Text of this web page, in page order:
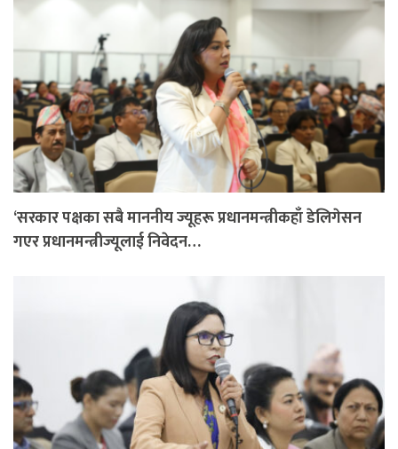
‘सरकार पक्षका सबै माननीय ज्यूहरू प्रधानमन्त्रीकहाँ डेलिगेसन
गएर प्रधानमन्त्रीज्यूलाई निवेदन…